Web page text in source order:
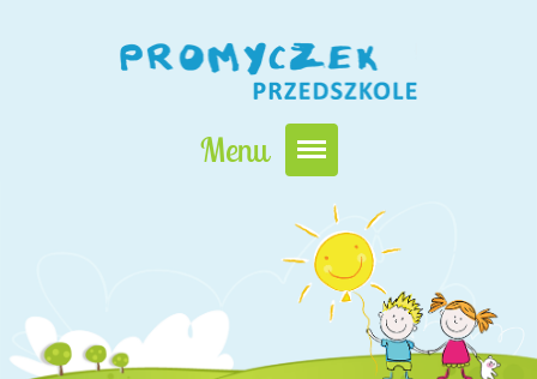
Menu
Zapisy i opłaty
Kontakt